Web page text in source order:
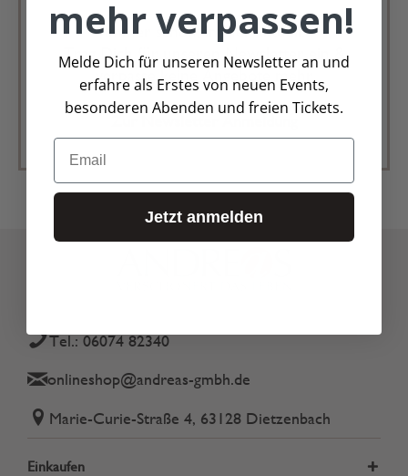
Immer schön, immer aktuell.
Trag Dich für unseren Newsletter ein &
verpasse keine Angebote mehr
Tel.: 06074 82340
onlineshop@andreas-gmbh.de
Marie-Curie-Straße 4, 63128 Dietzenbach
Einkaufen
mehr verpassen!
Melde Dich für unseren Newsletter an und
erfahre als Erstes von neuen Events,
besonderen Abenden und freien Tickets.
Email
Jetzt anmelden